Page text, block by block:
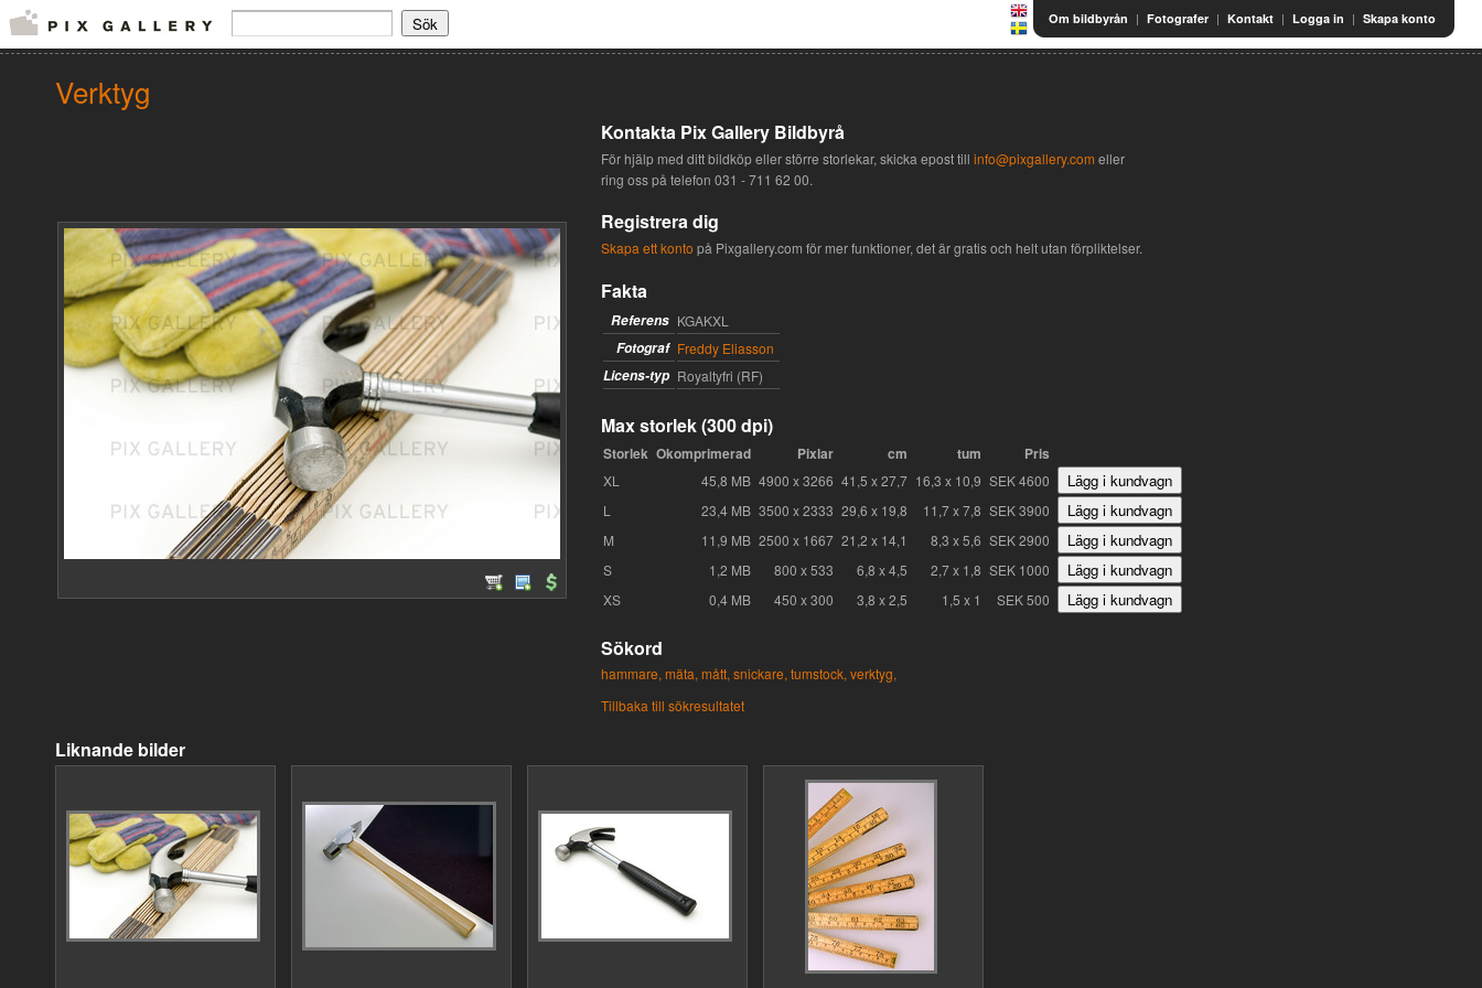
Om bildbyrån | Fotografer | Kontakt | Logga in | Skapa konto
Verktyg
Kontakta Pix Gallery Bildbyrå
För hjälp med ditt bildköp eller större storlekar, skicka epost till info@pixgallery.com eller
ring oss på telefon 031 - 711 62 00.
Registrera dig
Skapa ett konto på Pixgallery.com för mer funktioner, det är gratis och helt utan förpliktelser.
Fakta
Referens KGAKXL
Fotograf Freddy Eliasson
Licens-typ Royaltyfri (RF)
Max storlek (300 dpi)
Storlek Okomprimerad Pixlar cm tum Pris
XL 45,8 MB 4900 x 3266 41,5 x 27,7 16,3 x 10,9 SEK 4600
L
23,4 MB 3500 x 2333 29,6 x 19,8 11,7 x 7,8 SEK 3900
M
11,9 MB 2500 x 1667 21,2 x 14,1 8,3 x 5,6 SEK 2900
S
1,2 MB 800 x 533 6,8 x 4,5 2,7 x 1,8 SEK 1000
XS
0,4 MB 450 x 300 3,8 x 2,5 1,5 x 1 SEK 500
Sökord
hammare, mäta, mått, snickare, tumstock, verktyg,
Tillbaka till sökresultatet
Liknande bilder